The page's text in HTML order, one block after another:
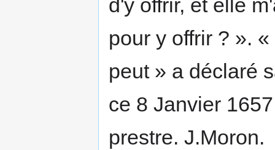
d'y offrir, et elle
pour y offrir ? ».
peut » a déclaré
ce 8 Janvier
prestre. J.Moron.